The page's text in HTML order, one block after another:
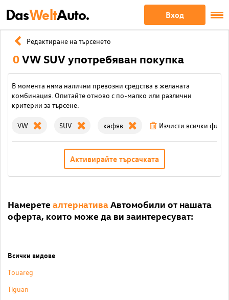
DasWeltAuto. Вход
Редактиране на търсенето
0VW SUV употребяван покупка
В момента няма налични превозни средства в желаната
комбинация. Опитайте отново с по-малко или различни
критерии за търсене:
VW SUV кафяв Изчисти всички
Активирайте търсачката
Намерете алтернативаАвтомобили от нашата
оферта, които може да ви заинтересуват:
Всички видове
Touareg
Tiguan